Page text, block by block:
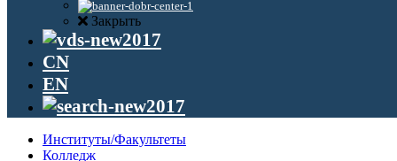
Закрыть
CN
EN
Институты/Факультеты
Колледж